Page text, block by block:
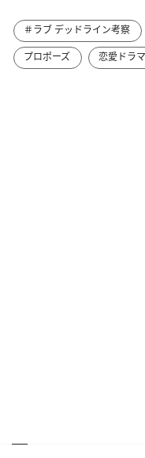
＃ラブ デッドライン考察
プロポーズ
恋愛ドラマ